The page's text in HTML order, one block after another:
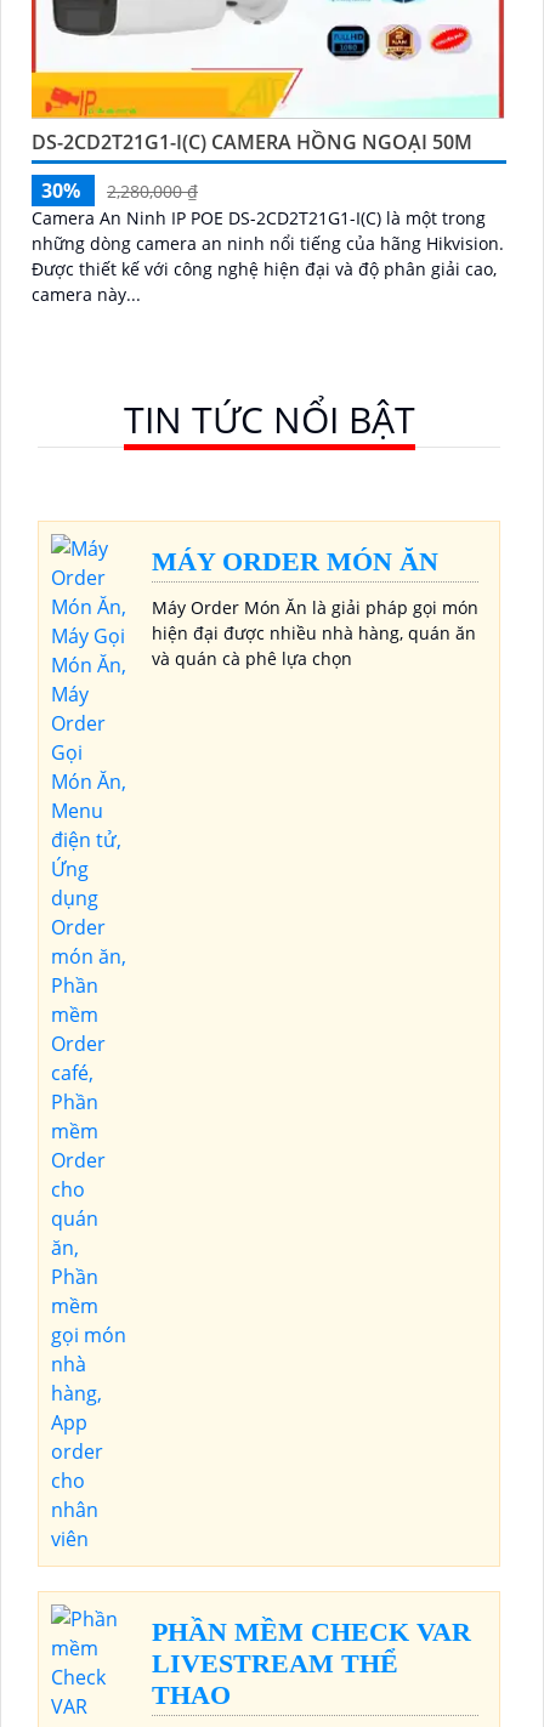
DS-2CD2T21G1-I(C) CAMERA HỒNG NGOẠI 50M
30%
2,280,000 ₫
Camera An Ninh IP POE DS-2CD2T21G1-I(C) là một trong
những dòng camera an ninh nổi tiếng của hãng Hikvision.
Được thiết kế với công nghệ hiện đại và độ phân giải cao,
camera này...
TIN TỨC NỔI BẬT
MÁY ORDER MÓN ĂN
Máy Order Món Ăn là giải pháp gọi món
hiện đại được nhiều nhà hàng, quán ăn
và quán cà phê lựa chọn
PHẦN MỀM CHECK VAR
LIVESTREAM THỂ
THAO